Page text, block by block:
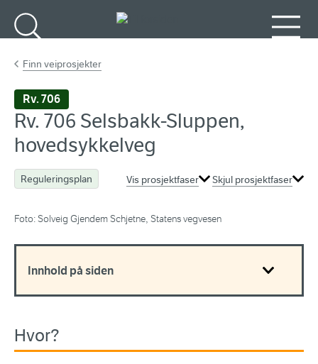
Finn veiprosjekter
Rv. 706
Rv. 706 Selsbakk-Sluppen,
hovedsykkelveg
Reguleringsplan Vis prosjektfaser Skjul prosjektfaser
Foto: Solveig Gjendem Schjetne, Statens vegvesen
Innhold på siden
Hvor?